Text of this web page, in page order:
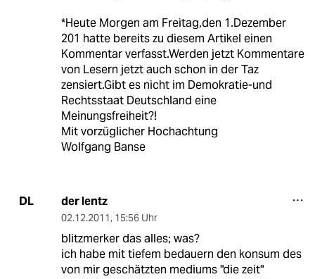
*Heute Morgen am Freitag,den 1.Dezember
201 hatte bereits zu diesem Artikel einen
Kommentar verfasst.Werden jetzt Kommentare
von Lesern jetzt auch schon in der Taz
zensiert.Gibt es nicht im Demokratie-und
Rechtsstaat Deutschland eine
Meinungsfreiheit?!
Mit vorzüglicher Hochachtung
Wolfgang Banse
DL der lentz
02.12.2011, 15:56 Uhr
blitzmerker das alles; was?
ich habe mit tiefem bedauern den konsum des
von mir geschätzten mediums "die zeit"